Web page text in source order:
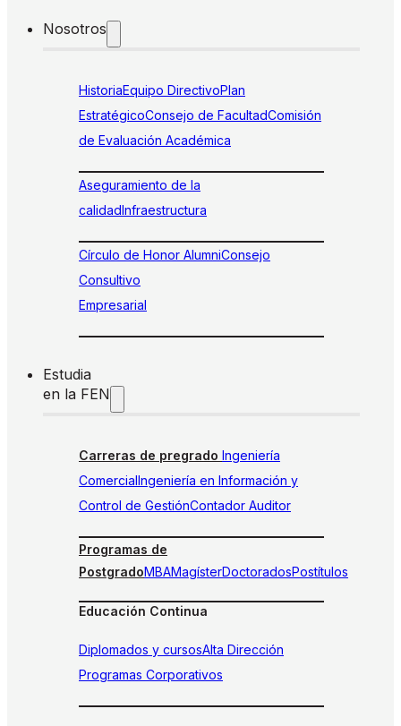
Nosotros
HistoriaEquipo DirectivoPlan
EstratégicoConsejo de FacultadComisión
de Evaluación Académica
Aseguramiento de la
calidadInfraestructura
Círculo de Honor AlumniConsejo
Consultivo
Empresarial
Estudia
en la FEN
Carreras de pregrado Ingeniería
ComercialIngeniería en Información y
Control de GestiónContador Auditor
Programas de
PostgradoMBAMagísterDoctoradosPostítulos
Educación Continua
Diplomados y cursosAlta Dirección
Programas Corporativos